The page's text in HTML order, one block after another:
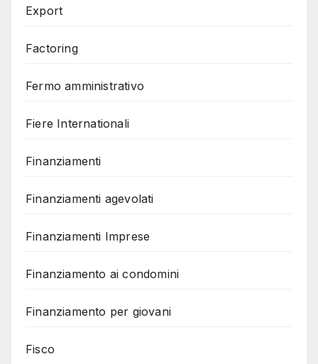
Export
Factoring
Fermo amministrativo
Fiere Internationali
Finanziamenti
Finanziamenti agevolati
Finanziamenti Imprese
Finanziamento ai condomini
Finanziamento per giovani
Fisco